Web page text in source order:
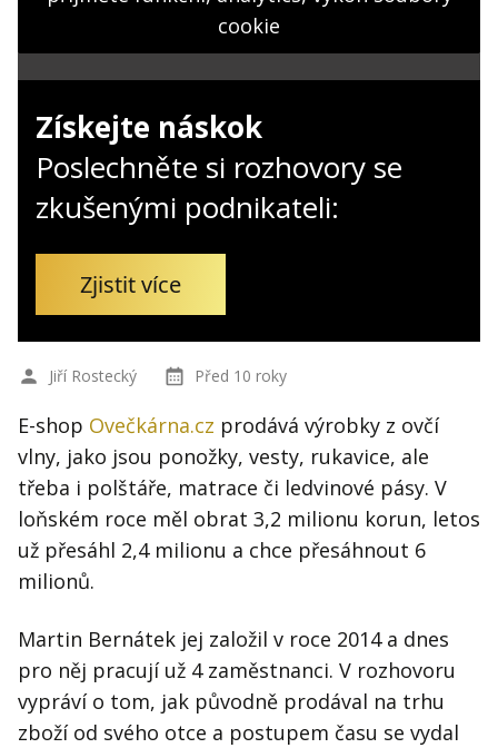
Hledat
cookie
Získejte náskok
Poslechněte si rozhovory se
zkušenými podnikateli:
Zjistit více
Jiří Rostecký Před 10 roky
E-shop Ovečkárna.cz prodává výrobky z ovčí
vlny, jako jsou ponožky, vesty, rukavice, ale
třeba i polštáře, matrace či ledvinové pásy. V
loňském roce měl obrat 3,2 milionu korun, letos
už přesáhl 2,4 milionu a chce přesáhnout 6
milionů.
Martin Bernátek jej založil v roce 2014 a dnes
pro něj pracují už 4 zaměstnanci. V rozhovoru
vypráví o tom, jak původně prodával na trhu
zboží od svého otce a postupem času se vydal